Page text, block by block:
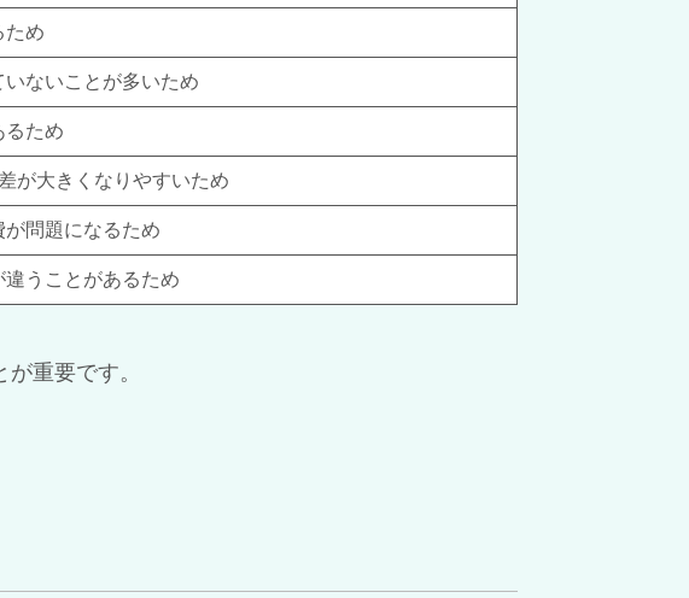
ため
ないことが多いため
るため
が大きくなりやすいため
問題になるため
うことがあるため
重要です。